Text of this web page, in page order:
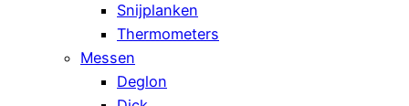
Snijplanken
Thermometers
Messen
Deglon